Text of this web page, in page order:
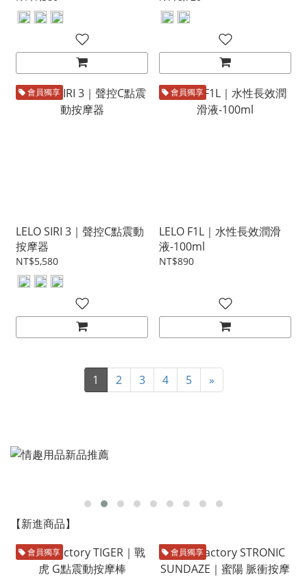
會員獨享
LELO SIRI 3｜聲控C點震動
按摩器
NT$5,580
會員獨享
LELO F1L｜水性長效潤滑
液-100ml
NT$890
1 2 3 4 5 »
【新進商品】
會員獨享 會員獨享